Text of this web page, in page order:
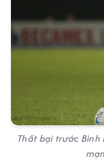
Thất bại trước Bình